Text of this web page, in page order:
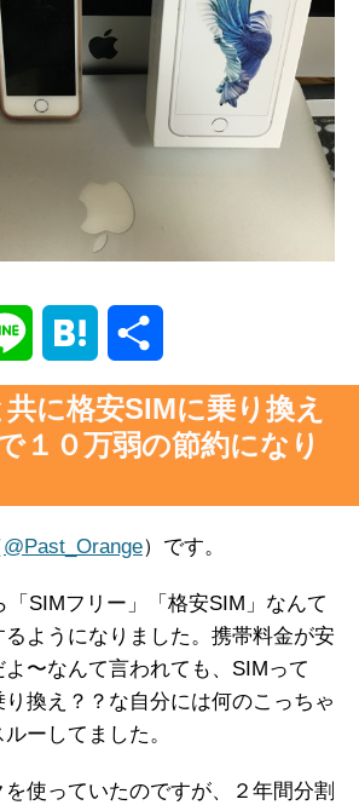
i
n
a
t
n
a
有
に格安SIMに乗り換え
１０万弱の節約になり
@Past_Orange）です。
「SIMフリー」「格安SIM」なんて
ようになりました。携帯料金が安
よ〜なんて言われても、SIMって
換え？？な自分には何のこっちゃ
ーしてました。
使っていたのですが、２年間分割